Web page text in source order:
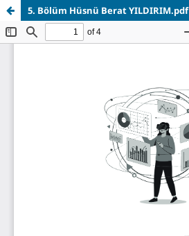
5. Bölüm Hüsnü Berat YILDIRIM.pdf